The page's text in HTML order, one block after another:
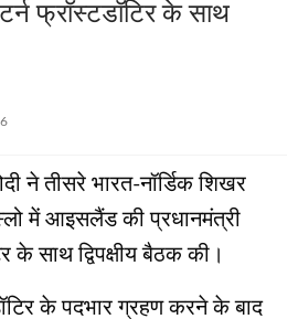
फ्रॉस्टडॉटिर के साथ
ने तीसरे भारत-नॉर्डिक शिखर
में आइसलैंड की प्रधानमंत्री
के साथ द्विपक्षीय बैठक की।
के पदभार ग्रहण करने के बाद